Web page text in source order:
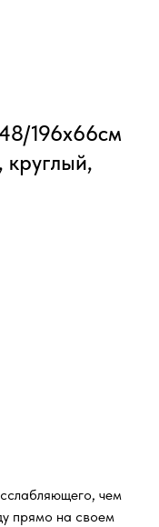
196х66см
чем
прямо на своем